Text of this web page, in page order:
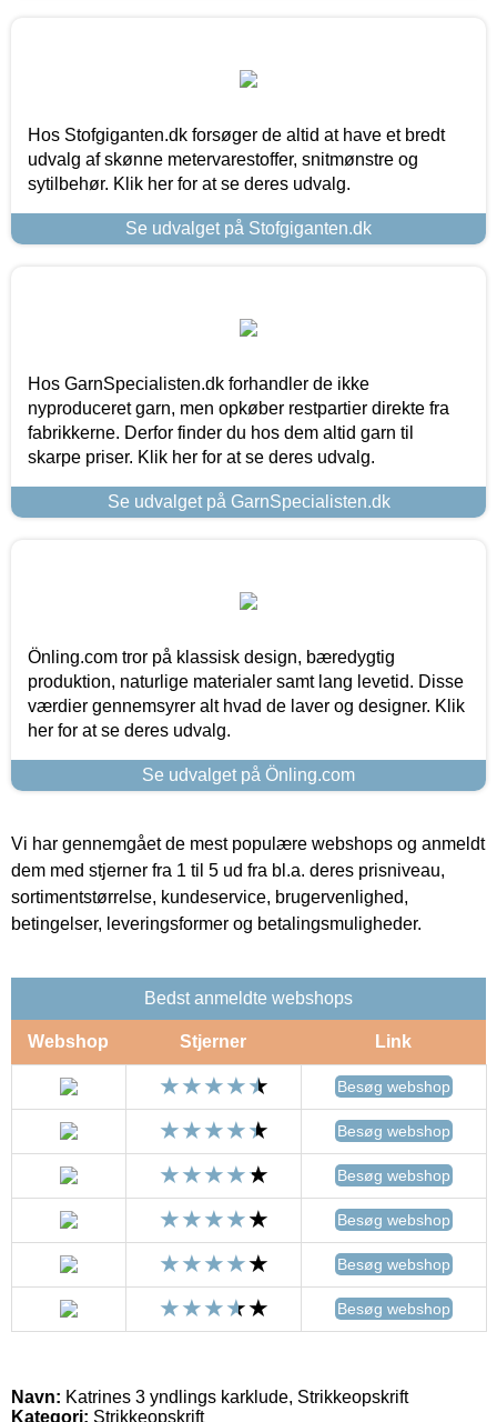
Hos Stofgiganten.dk forsøger de altid at have et bredt
udvalg af skønne metervarestoffer, snitmønstre og
sytilbehør. Klik her for at se deres udvalg.
Se udvalget på Stofgiganten.dk
Hos GarnSpecialisten.dk forhandler de ikke
nyproduceret garn, men opkøber restpartier direkte fra
fabrikkerne. Derfor finder du hos dem altid garn til
skarpe priser. Klik her for at se deres udvalg.
Se udvalget på GarnSpecialisten.dk
Önling.com tror på klassisk design, bæredygtig
produktion, naturlige materialer samt lang levetid. Disse
værdier gennemsyrer alt hvad de laver og designer. Klik
her for at se deres udvalg.
Se udvalget på Önling.com
Vi har gennemgået de mest populære webshops og anmeldt
dem med stjerner fra 1 til 5 ud fra bl.a. deres prisniveau,
sortimentstørrelse, kundeservice, brugervenlighed,
betingelser, leveringsformer og betalingsmuligheder.
Bedst anmeldte webshops
Webshop Stjerner Link
Besøg webshop
Besøg webshop
Besøg webshop
Besøg webshop
Besøg webshop
Besøg webshop
Navn: Katrines 3 yndlings karklude, Strikkeopskrift
Kategori: Strikkeopskrift